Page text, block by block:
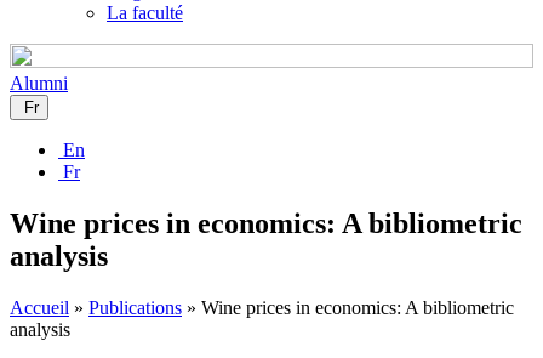
La faculté
Alumni
Fr
En
Fr
Wine prices in economics: A bibliometric
analysis
Accueil » Publications » Wine prices in economics: A bibliometric
analysis